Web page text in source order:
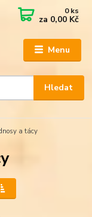
Menu
Hledat
0ks
za 0,00 Kč
a tácy